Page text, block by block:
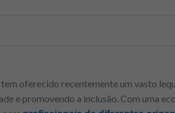
oferecido recentemente um vasto
e promovendo a inclusão. Com uma